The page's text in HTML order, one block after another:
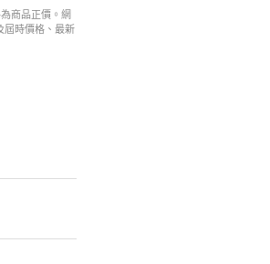
商品正價。網
屆時價格、最新